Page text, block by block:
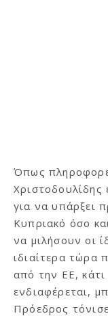
Όπως
για να υπάρξει
Κυπριακό όσο
να μιλήσουν οι
ιδιαίτερα τώρα
από την ΕΕ, κάτι
ενδιαφέρεται,
Πρόεδρος